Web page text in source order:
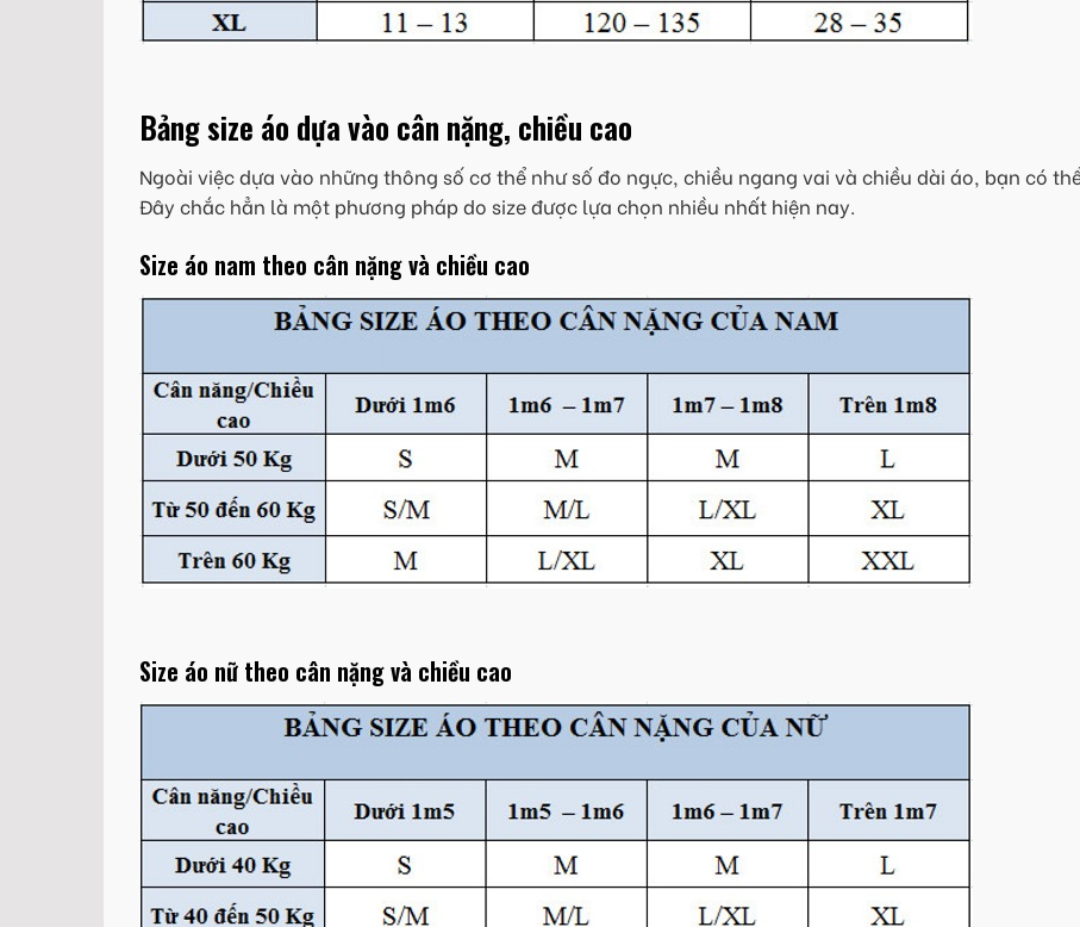
Bảng size áo dựa vào cân nặng, chiều cao
Ngoài việc dựa vào những thông số cơ thể như số đo ngực, chiều ngang vai và chiều dài áo, bạn có
Đây chắc hẳn là một phương pháp do size được lựa chọn nhiều nhất hiện nay.
Size áo nam theo cân nặng và chiều cao
Size áo nữ theo cân nặng và chiều cao